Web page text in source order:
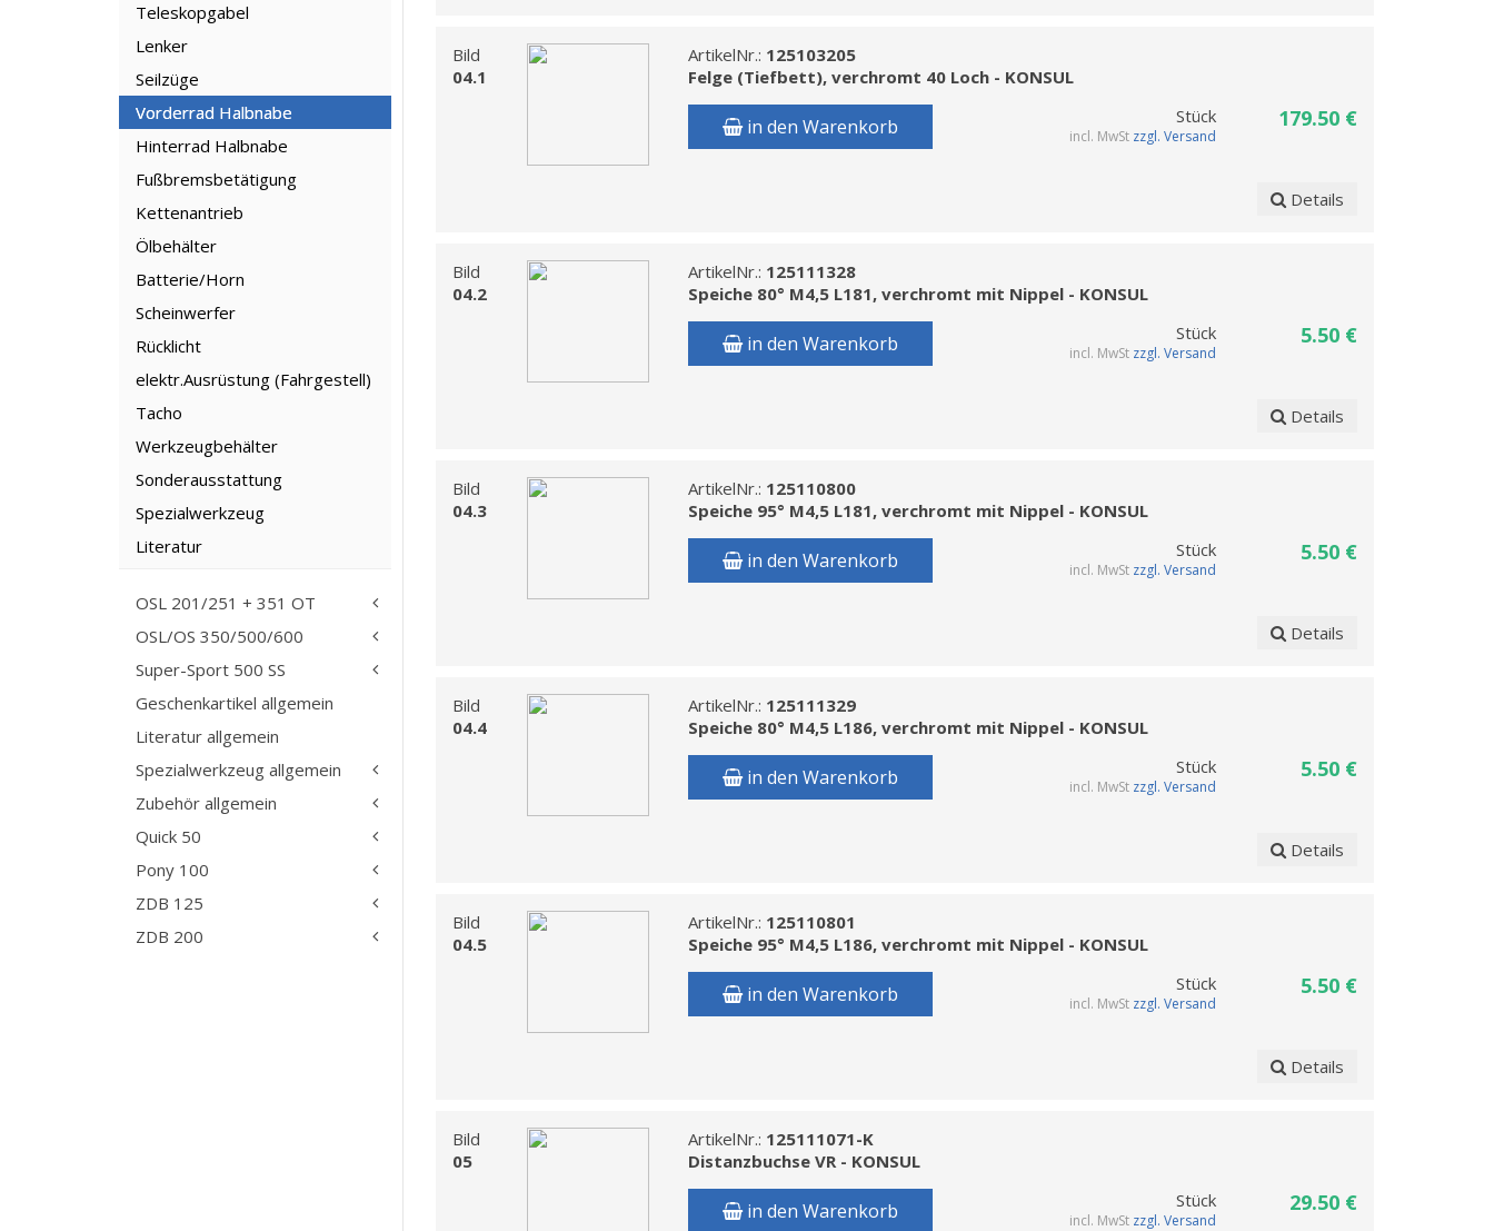
Teleskopgabel
Lenker
Seilzüge
Vorderrad Halbnabe
Hinterrad Halbnabe
Fußbremsbetätigung
Kettenantrieb
Ölbehälter
Batterie/Horn
Scheinwerfer
Rücklicht
elektr.Ausrüstung (Fahrgestell)
Tacho
Werkzeugbehälter
Sonderausstattung
Spezialwerkzeug
Literatur
OSL 201/251 + 351 OT
OSL/OS 350/500/600
Super-Sport 500 SS
Geschenkartikel allgemein
Literatur allgemein
Spezialwerkzeug allgemein
Zubehör allgemein
Quick 50
Pony 100
ZDB 125
ZDB 200
Bild
04.1
ArtikelNr.: 125103205
Felge (Tiefbett), verchromt 40 Loch - KONSUL
in den Warenkorb Stück
incl. MwSt zzgl. Versand
179.50 €
Details
Bild
04.2
ArtikelNr.: 125111328
Speiche 80° M4,5 L181, verchromt mit Nippel - KONSUL
in den Warenkorb Stück
incl. MwSt zzgl. Versand
5.50 €
Details
Bild
04.3
ArtikelNr.: 125110800
Speiche 95° M4,5 L181, verchromt mit Nippel - KONSUL
in den Warenkorb Stück
incl. MwSt zzgl. Versand
5.50 €
Details
Bild
04.4
ArtikelNr.: 125111329
Speiche 80° M4,5 L186, verchromt mit Nippel - KONSUL
in den Warenkorb Stück
incl. MwSt zzgl. Versand
5.50 €
Details
Bild
04.5
ArtikelNr.: 125110801
Speiche 95° M4,5 L186, verchromt mit Nippel - KONSUL
in den Warenkorb Stück
incl. MwSt zzgl. Versand
5.50 €
Details
Bild
05
ArtikelNr.: 125111071-K
Distanzbuchse VR - KONSUL
in den Warenkorb Stück
incl. MwSt zzgl. Versand
29.50 €